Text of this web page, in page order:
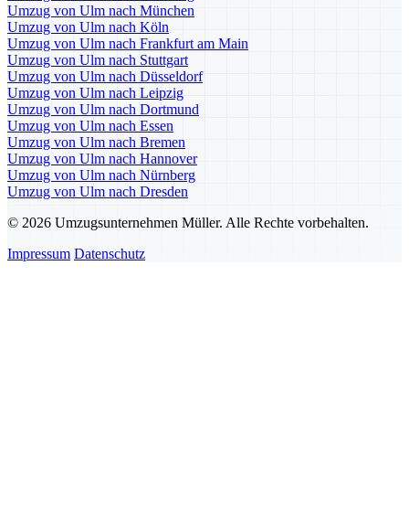
Umzug von Ulm nach München
Umzug von Ulm nach Köln
Umzug von Ulm nach Frankfurt am Main
Umzug von Ulm nach Stuttgart
Umzug von Ulm nach Düsseldorf
Umzug von Ulm nach Leipzig
Umzug von Ulm nach Dortmund
Umzug von Ulm nach Essen
Umzug von Ulm nach Bremen
Umzug von Ulm nach Hannover
Umzug von Ulm nach Nürnberg
Umzug von Ulm nach Dresden
© 2026 Umzugsunternehmen Müller. Alle Rechte vorbehalten.
Impressum Datenschutz